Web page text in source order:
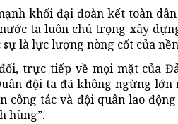
khối đại đoàn kết toàn
ta luôn chú trọng xây
là lực lượng nòng cốt của nền
trực tiếp về mọi mặt của
đội ta đã không ngừng
công tác và đội quân lao
hùng”.